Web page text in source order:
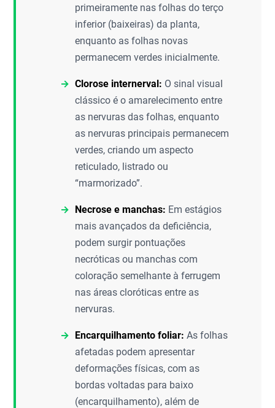
primeiramente nas folhas do terço
inferior (baixeiras) da planta,
enquanto as folhas novas
permanecem verdes inicialmente.
Clorose internerval: O sinal visual
clássico é o amarelecimento entre
as nervuras das folhas, enquanto
as nervuras principais permanecem
verdes, criando um aspecto
reticulado, listrado ou
“marmorizado”.
Necrose e manchas: Em estágios
mais avançados da deficiência,
podem surgir pontuações
necróticas ou manchas com
coloração semelhante à ferrugem
nas áreas cloróticas entre as
nervuras.
Encarquilhamento foliar: As folhas
afetadas podem apresentar
deformações físicas, com as
bordas voltadas para baixo
(encarquilhamento), além de